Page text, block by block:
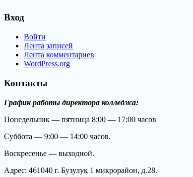
Вход
Войти
Лента записей
Лента комментариев
WordPress.org
Контакты
График работы директора колледжа:
Понедельник — пятница 8:00 — 17:00 часов
Суббота — 9:00 — 14:00 часов.
Воскресенье — выходной.
Адрес: 461040 г. Бузулук 1 микрорайон, д.28.